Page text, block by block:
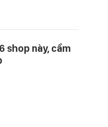
shop này, cầm